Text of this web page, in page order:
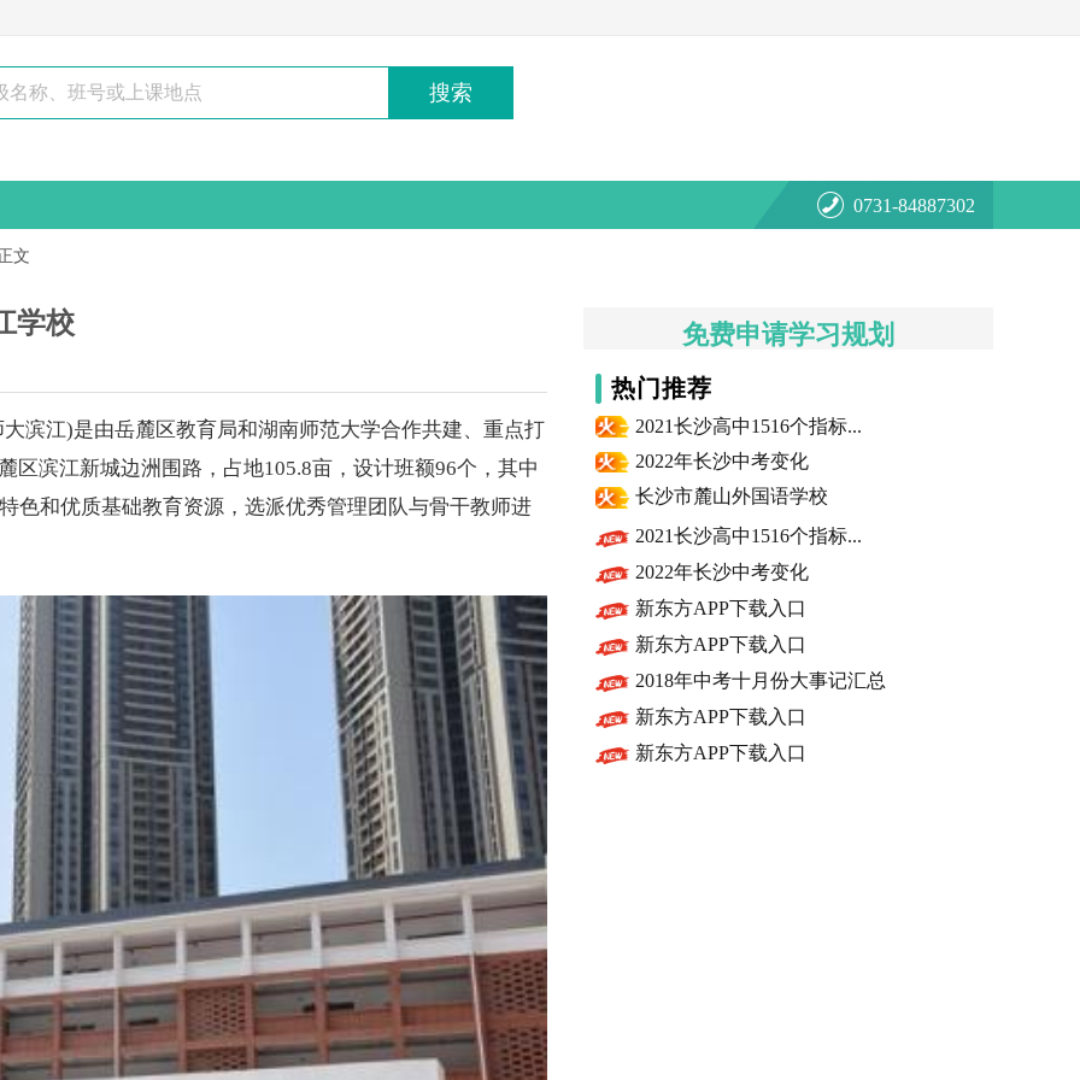
搜索
0731-84887302
文
学校
滨江)是由岳麓区教育局和湖南师范大学合作共建、重点打
滨江新城边洲围路，占地105.8亩，设计班额96个，其中
色和优质基础教育资源，选派优秀管理团队与骨干教师进
免费申请学习规划
热门推荐
2021长沙高中1516个指标...
2022年长沙中考变化
长沙市麓山外国语学校
2021长沙高中1516个指标...
2022年长沙中考变化
新东方APP下载入口
新东方APP下载入口
2018年中考十月份大事记汇总
新东方APP下载入口
新东方APP下载入口